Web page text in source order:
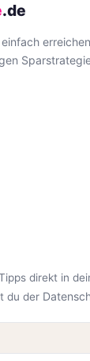
.de
direkt in
du der